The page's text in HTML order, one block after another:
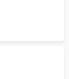
узлов от